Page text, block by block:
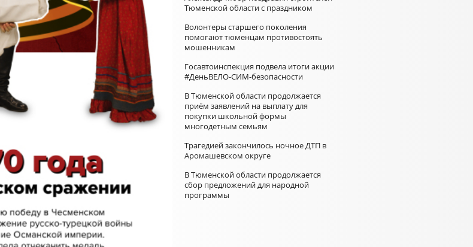
Тюменской области с праздником
Волонтеры старшего поколения
помогают тюменцам противостоять
мошенникам
Госавтоинспекция подвела итоги акции
#ДеньВЕЛО-СИМ-безопасности
В Тюменской области продолжается
приём заявлений на выплату для
покупки школьной формы
многодетным семьям
Трагедией закончилось ночное ДТП в
Аромашевском округе
В Тюменской области продолжается
сбор предложений для народной
программы